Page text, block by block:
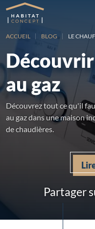
ACCUEIL BLOG LE
au gaz
Découvrez tout ce qu'il
au gaz dans une maison
de chaudières.
Partager